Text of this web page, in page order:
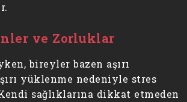
ve Zorluklar
bireyler bazen aşırı
yüklenme nedeniyle stres
sağlıklarına dikkat etmeden